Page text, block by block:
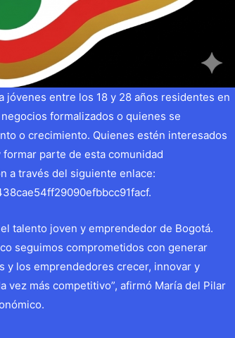
entre los 18 y 28 años residentes en
formalizados o quienes se
o crecimiento. Quienes estén interesados
parte de esta comunidad
a través del siguiente enlace:
talento joven y emprendedor de Bogotá.
seguimos comprometidos con generar
y los emprendedores crecer, innovar y
más competitivo”, afirmó María del Pilar